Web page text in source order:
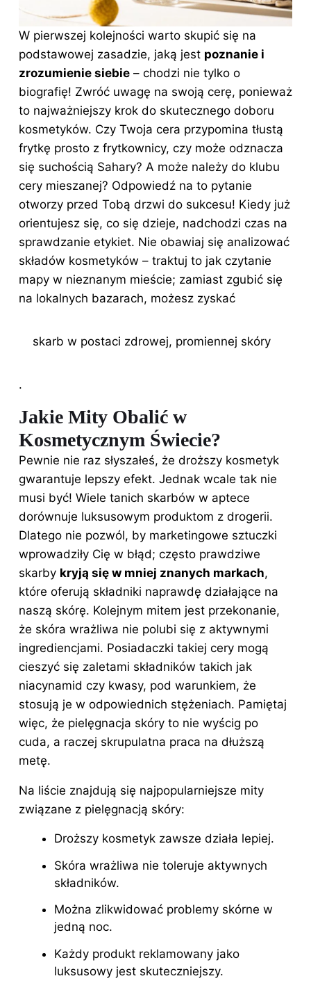
W pierwszej kolejności warto skupić się na
podstawowej zasadzie, jaką jest poznanie i
zrozumienie siebie – chodzi nie tylko o
biografię! Zwróć uwagę na swoją cerę, ponieważ
to najważniejszy krok do skutecznego doboru
kosmetyków. Czy Twoja cera przypomina tłustą
frytkę prosto z frytkownicy, czy może odznacza
się suchością Sahary? A może należy do klubu
cery mieszanej? Odpowiedź na to pytanie
otworzy przed Tobą drzwi do sukcesu! Kiedy już
orientujesz się, co się dzieje, nadchodzi czas na
sprawdzanie etykiet. Nie obawiaj się analizować
składów kosmetyków – traktuj to jak czytanie
mapy w nieznanym mieście; zamiast zgubić się
na lokalnych bazarach, możesz zyskać
skarb w postaci zdrowej, promiennej skóry
.
Jakie Mity Obalić w
Kosmetycznym Świecie?
Pewnie nie raz słyszałeś, że droższy kosmetyk
gwarantuje lepszy efekt. Jednak wcale tak nie
musi być! Wiele tanich skarbów w aptece
dorównuje luksusowym produktom z drogerii.
Dlatego nie pozwól, by marketingowe sztuczki
wprowadziły Cię w błąd; często prawdziwe
skarby kryją się w mniej znanych markach,
które oferują składniki naprawdę działające na
naszą skórę. Kolejnym mitem jest przekonanie,
że skóra wrażliwa nie polubi się z aktywnymi
ingrediencjami. Posiadaczki takiej cery mogą
cieszyć się zaletami składników takich jak
niacynamid czy kwasy, pod warunkiem, że
stosują je w odpowiednich stężeniach. Pamiętaj
więc, że pielęgnacja skóry to nie wyścig po
cuda, a raczej skrupulatna praca na dłuższą
metę.
Na liście znajdują się najpopularniejsze mity
związane z pielęgnacją skóry:
Droższy kosmetyk zawsze działa lepiej.
Skóra wrażliwa nie toleruje aktywnych
składników.
Można zlikwidować problemy skórne w
jedną noc.
Każdy produkt reklamowany jako
luksusowy jest skuteczniejszy.